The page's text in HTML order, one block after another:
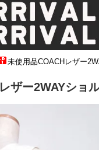
未使用品COACHレザー
ザー2WAYショ